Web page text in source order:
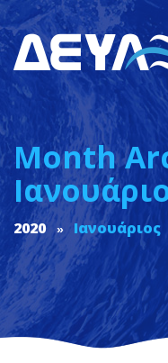
Month
2020 Ιανουάριος